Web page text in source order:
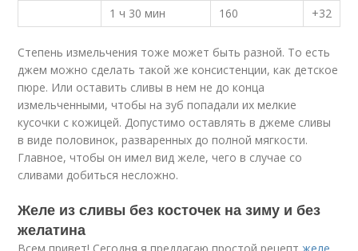
1 ч 30 мин
160 +32
Степень измельчения тоже может быть разной. То есть
джем можно сделать такой же консистенции, как детское
пюре. Или оставить сливы в нем не до конца
измельченными, чтобы на зуб попадали их мелкие
кусочки с кожицей. Допустимо оставлять в джеме сливы
в виде половинок, разваренных до полной мягкости.
Главное, чтобы он имел вид желе, чего в случае со
сливами добиться несложно.
Желе из сливы без косточек на зиму и без
желатина